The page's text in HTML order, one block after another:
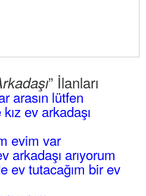
” İlanları
arasın lütfen
ev arkadaşı
evim var
arkadaşı arıyorum
ev tutacağım bir ev